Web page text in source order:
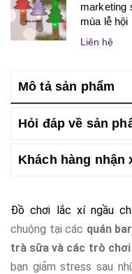
marketing
mùa lễ hội
Liên hệ
Mô tả sản phẩm
Hỏi đáp về sản
Khách hàng nhận
Đồ chơi lắc xí ngầu
chuộng tại các quán
trà sữa và các trò chơi
bạn giảm stress sau